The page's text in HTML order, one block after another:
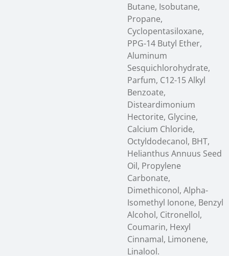
Butane, Isobutane,
Propane,
Cyclopentasiloxane,
PPG-14 Butyl Ether,
Aluminum
Sesquichlorohydrate,
Parfum, C12-15 Alkyl
Benzoate,
Disteardimonium
Hectorite, Glycine,
Calcium Chloride,
Octyldodecanol, BHT,
Helianthus Annuus Seed
Oil, Propylene
Carbonate,
Dimethiconol, Alpha-
Isomethyl Ionone, Benzyl
Alcohol, Citronellol,
Coumarin, Hexyl
Cinnamal, Limonene,
Linalool.